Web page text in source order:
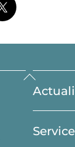
Back
To
Top